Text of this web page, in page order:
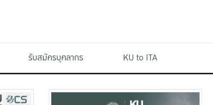
รับสมัครบุคลากร KU to ITA